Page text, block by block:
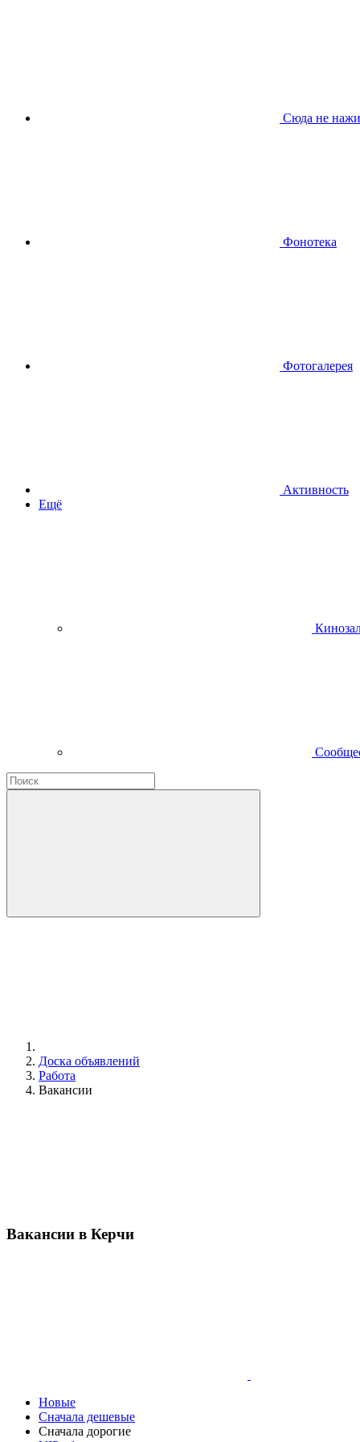
Сюда не
Фонотека
Фотогалерея
Активность
Ещё
Доска объявлений
Работа
Вакансии
Вакансии в Керчи
Новые
Сначала дешевые
Сначала дорогие